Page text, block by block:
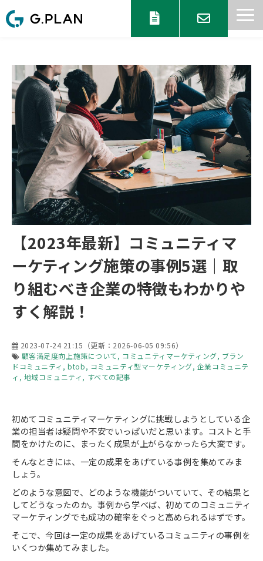
目的からサービスを探す
セミナー 情報
協業パートナー募集
ブログ
お知らせ
【2023年最新】コミュニティマ
ーケティング施策の事例5選｜取
り組むべき企業の特徴もわかりや
すく解説！
2023-07-24 21:15 （更新： 2026-06-05 09:56）
顧客満足度向上施策について
コミュニティマーケティング ブラン
ドコミュニティ
btob コミュニティ型マーケティング 企業コミュニテ
ィ
地域コミュニティ すべての記事
初めてコミュニティマーケティングに挑戦しようとしている企
業の担当者は疑問や不安でいっぱいだと思います。コストと手
間をかけたのに、まったく成果が上がらなかったら大変です。
そんなときには、一定の成果をあげている事例を集めてみま
しょう。
どのような意図で、どのような機能がついていて、その結果と
してどうなったのか。事例から学べば、初めてのコミュニティ
マーケティングでも成功の確率をぐっと高められるはずです。
そこで、今回は一定の成果をあげているコミュニティの事例を
いくつか集めてみました。